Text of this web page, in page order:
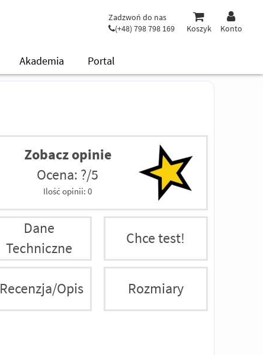
Zadzwoń do nas
(+48) 798 798 169
Koszyk Konto
Akademia Portal
Zobacz opinie
Ocena: ?/5
Ilość opinii:0
Dane
Techniczne
Chce test!
Recenzja/Opis Rozmiary